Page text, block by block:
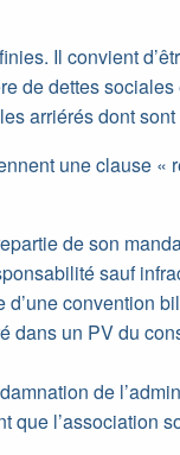
Il convient
de dettes
arriérés dont
une clause
de son
sauf
convention
un PV du
de
que l’association